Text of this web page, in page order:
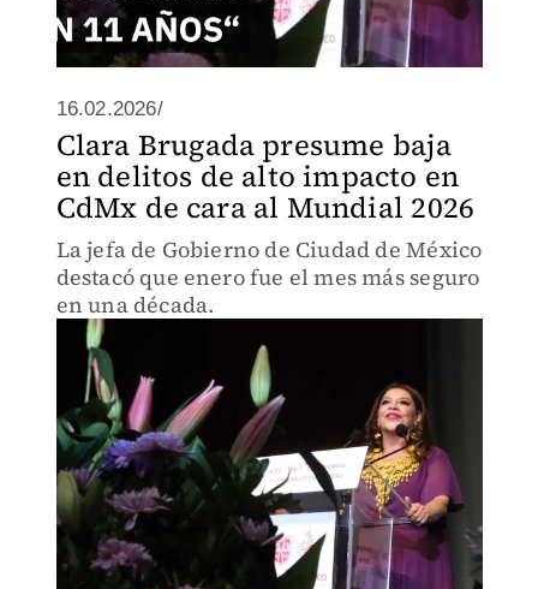
16.02.2026/
Clara Brugada presume baja
en delitos de alto impacto en
CdMx de cara al Mundial 2026
La jefa de Gobierno de Ciudad de México
destacó que enero fue el mes más seguro
en una década.